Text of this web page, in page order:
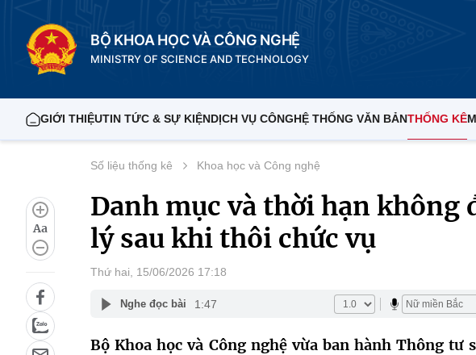
BỘ KHOA HỌC VÀ CÔNG NGHỆ
MINISTRY OF SCIENCE AND TECHNOLOGY
GIỚI THIỆUTIN TỨC & SỰ KIỆNDỊCH VỤ CÔNGHỆ THỐNG VĂN BẢNTHỐNG KÊ
Aa
Số liệu thống kê Khoa học và Công nghệ
Danh mục và thời hạn không
lý sau khi thôi chức vụ
Thứ hai, 15/06/2026 17:18
Nghe đọc bài 1:47
Bộ Khoa học và Công nghệ vừa ban hành Thông